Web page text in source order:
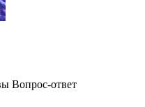
Вопрос-ответ